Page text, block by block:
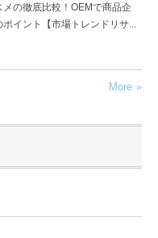
の徹底比較！OEMで商品企
イント【市場トレンドリサ...
More